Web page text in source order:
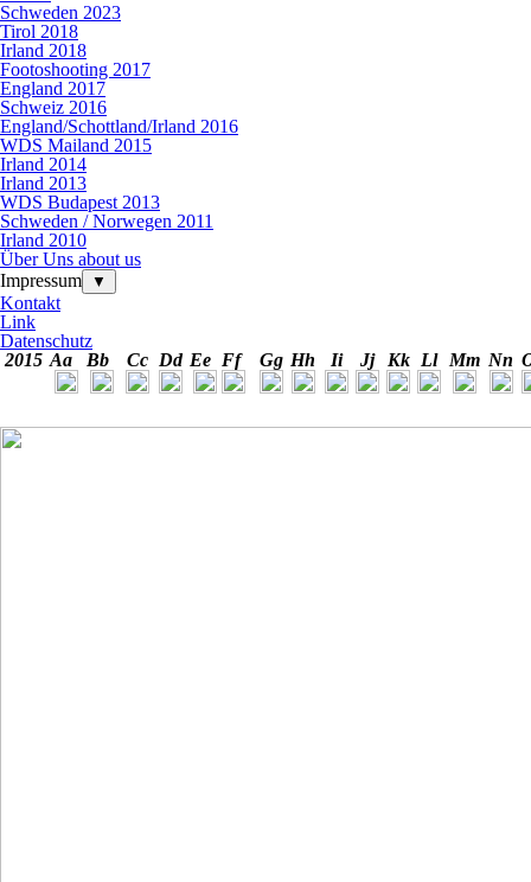
Schweden 2023
Tirol 2018
Irland 2018
Footoshooting 2017
England 2017
Schweiz 2016
England/Schottland/Irland 2016
WDS Mailand 2015
Irland 2014
Irland 2013
WDS Budapest 2013
Schweden / Norwegen 2011
Irland 2010
Über Uns about us
Impressum
▼
Kontakt
Link
Datenschutz
2015 Aa Bb Cc Dd Ee Ff Gg Hh Ii Jj Kk Ll Mm Nn